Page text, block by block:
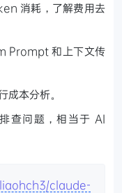
消耗，了解费用去
Prompt 和上下文传
本分析。
查问题，相当于 AI
claude-